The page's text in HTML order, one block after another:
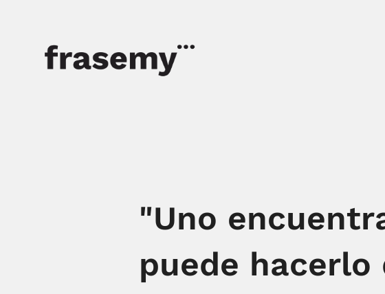
"Uno
puede hacerlo